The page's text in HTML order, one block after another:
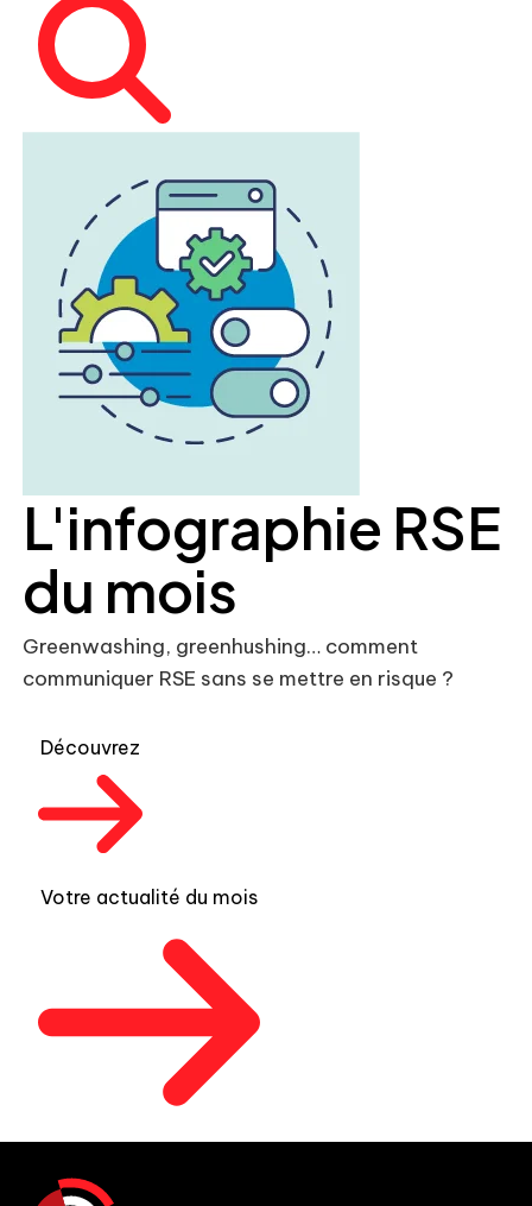
L'infographie RSE
du mois
Greenwashing, greenhushing… comment
communiquer RSE sans se mettre en risque ?
Découvrez
Votre actualité du mois